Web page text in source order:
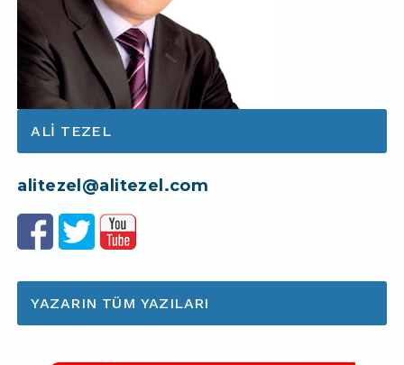
ALI TEZEL
alitezel@alitezel.com
YAZARIN TÜM YAZILARI